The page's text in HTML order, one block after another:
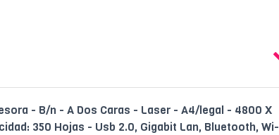
- B/n - A Dos Caras - Laser - A4/legal - 4800 X
350 Hojas - Usb 2.0, Gigabit Lan, Bluetooth, Wi-